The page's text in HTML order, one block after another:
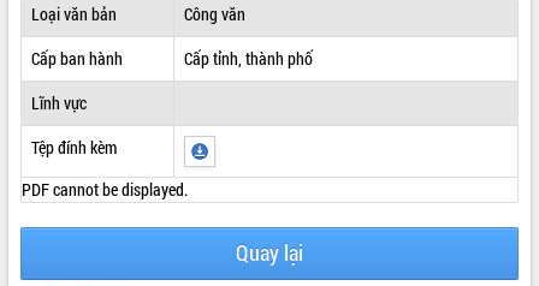
Loại văn bản
Công văn
Cấp ban hành
Cấp tỉnh, thành phố
Lĩnh vực
Tệp đính kèm
PDF cannot be displayed.
Quay lại